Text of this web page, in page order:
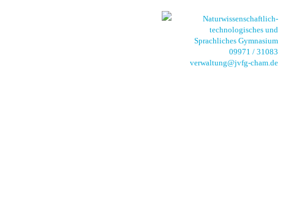
Naturwissenschaftlich-
technologisches und
Sprachliches Gymnasium
09971 / 31083
verwaltung@jvfg-cham.de